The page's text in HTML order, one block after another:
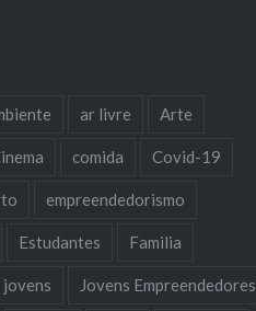
ar livre Arte
comida Covid-19
empreendedorismo
Estudantes Familia
jovens Jovens Empreendedores